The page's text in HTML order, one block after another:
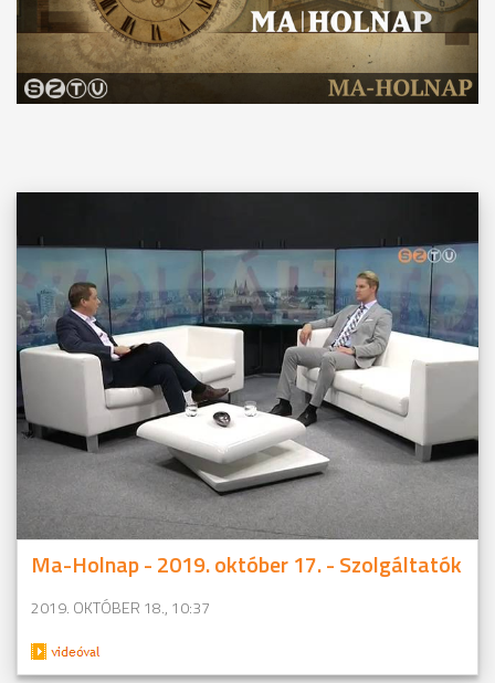
Ma-Holnap - 2019. október 17. - Szolgáltatók
2019. OKTÓBER 18., 10:37